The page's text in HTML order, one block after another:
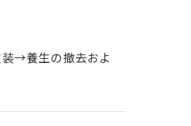
→養生の撤去およ